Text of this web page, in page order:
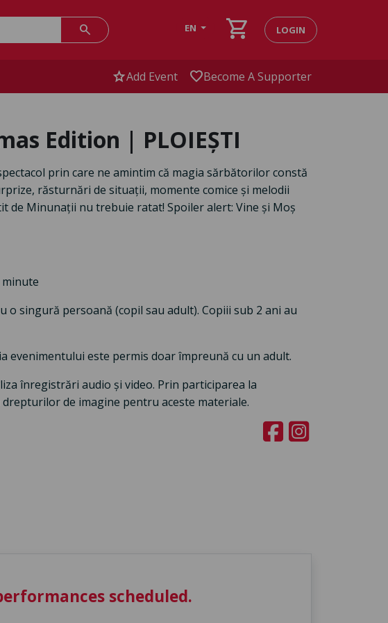
search EN shopping_cart LOGIN
starAdd Event favoriteBecome A Supporter
Edition | PLOIEȘTI
prin care ne amintim că magia sărbătorilor constă
răsturnări de situații, momente comice și melodii
de Minunații nu trebuie ratat! Spoiler alert: Vine și Moș
singură persoană (copil sau adult). Copiii sub 2 ani au
evenimentului este permis doar împreună cu un adult.
înregistrări audio și video. Prin participarea la
de imagine pentru aceste materiale.
scheduled.